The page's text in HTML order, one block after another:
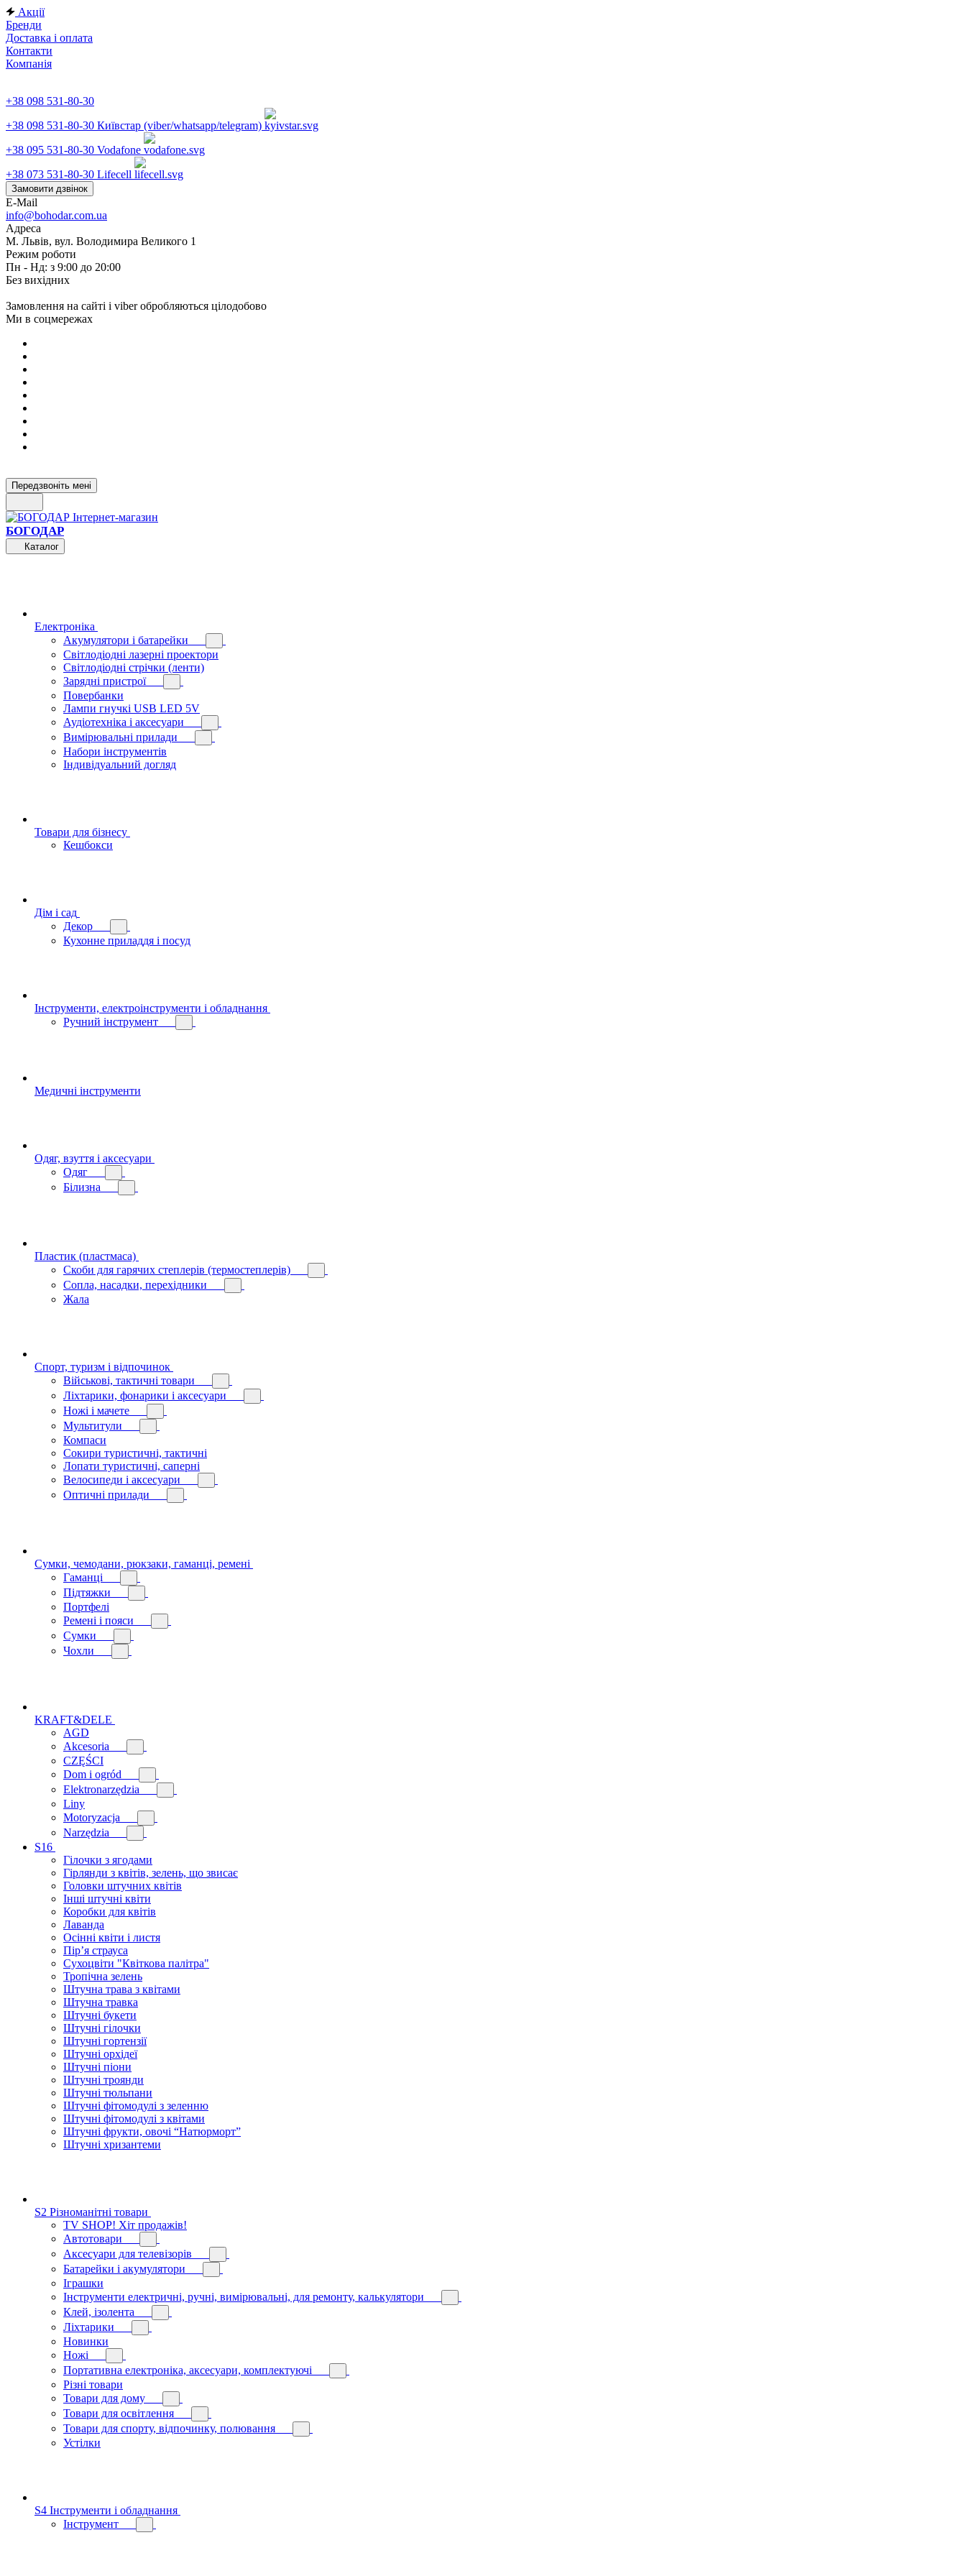
Акції
Бренди
Доставка і оплата
Контакти
Компанія
+38 098 531-80-30
+38 098 531-80-30 Київстар (viber/whatsapp/telegram)
+38 095 531-80-30 Vodafone
+38 073 531-80-30 Lifecell
Замовити дзвінок
E-Mail
info@bohodar.com.ua
Адреса
М. Львів, вул. Володимира Великого 1
Режим роботи
Пн - Нд: з 9:00 до 20:00
Без вихідних
Замовлення на сайті і viber обробляються цілодобово
Ми в соцмережах
Передзвоніть мені
БОГОДАР
Каталог
Електроніка
Акумулятори і батарейки
Світлодіодні лазерні проектори
Світлодіодні стрічки (ленти)
Зарядні пристрої
Повербанки
Лампи гнучкі USB LED 5V
Аудіотехніка і аксесуари
Вимірювальні прилади
Набори інструментів
Індивідуальний догляд
Товари для бізнесу
Кешбокси
Дім і сад
Декор
Кухонне приладдя і посуд
Інструменти, електроінструменти і обладнання
Ручний інструмент
Медичні інструменти
Одяг, взуття і аксесуари
Одяг
Білизна
Пластик (пластмаса)
Скоби для гарячих степлерів (термостеплерів)
Сопла, насадки, перехідники
Жала
Спорт, туризм і відпочинок
Військові, тактичні товари
Ліхтарики, фонарики і аксесуари
Ножі і мачете
Мультитули
Компаси
Сокири туристичні, тактичні
Лопати туристичні, саперні
Велосипеди і аксесуари
Оптичні прилади
Сумки, чемодани, рюкзаки, гаманці, ремені
Гаманці
Підтяжки
Портфелі
Ремені і пояси
Сумки
Чохли
KRAFT&DELE
AGD
Akcesoria
CZĘŚCI
Dom i ogród
Elektronarzędzia
Liny
Motoryzacja
Narzędzia
S16
Гілочки з ягодами
Гірлянди з квітів, зелень, що звисає
Головки штучних квітів
Інші штучні квіти
Коробки для квітів
Лаванда
Осінні квіти і листя
Пір’я страуса
Сухоцвіти "Квіткова палітра"
Тропічна зелень
Штучна трава з квітами
Штучна травка
Штучні букети
Штучні гілочки
Штучні гортензії
Штучні орхідеї
Штучні піони
Штучні троянди
Штучні тюльпани
Штучні фітомодулі з зеленню
Штучні фітомодулі з квітами
Штучні фрукти, овочі “Натюрморт”
Штучні хризантеми
S2 Різноманітні товари
TV SHOP! Хіт продажів!
Автотовари
Аксесуари для телевізорів
Батарейки і акумулятори
Іграшки
Інструменти електричні, ручні, вимірювальні, для ремонту, калькулятори
Клей, ізолента
Ліхтарики
Новинки
Ножі
Портативна електроніка, аксесуари, комплектуючі
Різні товари
Товари для дому
Товари для освітлення
Товари для спорту, відпочинку, полювання
Устілки
S4 Інструменти і обладнання
Інструмент